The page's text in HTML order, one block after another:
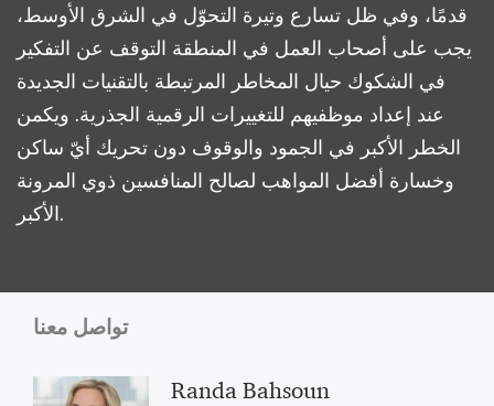
قدمًا، وفي ظل تسارع وتيرة التحوّل في الشرق الأوسط،
يجب على أصحاب العمل في المنطقة التوقف عن التفكير
في الشكوك حيال المخاطر المرتبطة بالتقنيات الجديدة
عند إعداد موظفيهم للتغييرات الرقمية الجذرية. ويكمن
الخطر الأكبر في الجمود والوقوف دون تحريك أيّ ساكن
وخسارة أفضل المواهب لصالح المنافسين ذوي المرونة
الأكبر.
تواصل معنا
Randa Bahsoun